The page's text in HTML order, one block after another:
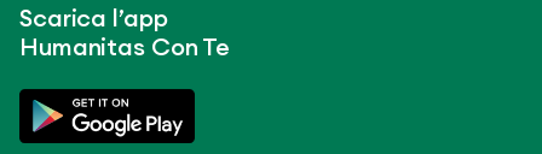
Scarica l’app
Humanitas Con Te